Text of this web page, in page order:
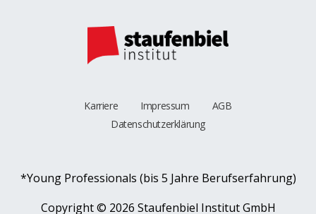
Karriere Impressum
AGB
Datenschutzerklärung
*Young Professionals (bis 5 Jahre Berufserfahrung)
Copyright © 2026 Staufenbiel Institut GmbH